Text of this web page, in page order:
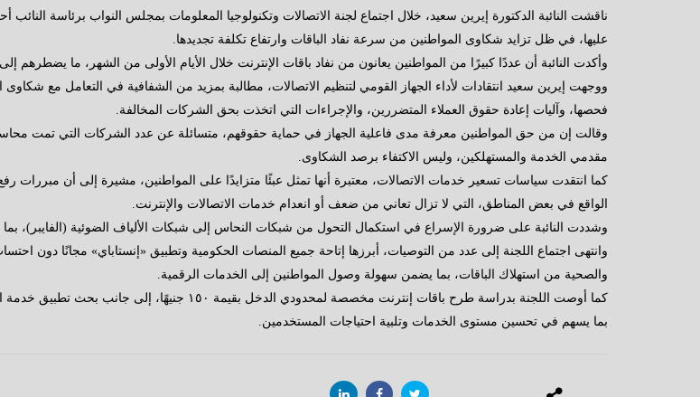
ناقشت النائبة الدكتورة إيرين سعيد، خلال اجتماع لجنة الاتصالات وتكنولوجيا المعلومات بمجلس النواب برئاسة
عليها، في ظل تزايد شكاوى المواطنين من سرعة نفاد الباقات وارتفاع تكلفة تجديدها.
وأكدت النائبة أن عددًا كبيرًا من المواطنين يعانون من نفاد باقات الإنترنت خلال الأيام الأولى من الشهر، ما يضطرهم
ووجهت إيرين سعيد انتقادات لأداء الجهاز القومي لتنظيم الاتصالات، مطالبة بمزيد من الشفافية في التعامل مع
فحصها، وآليات إعادة حقوق العملاء المتضررين، والإجراءات التي اتخذت بحق الشركات المخالفة.
وقالت إن من حق المواطنين معرفة مدى فاعلية الجهاز في حماية حقوقهم، متسائلة عن عدد الشركات التي تمت
مقدمي الخدمة والمستهلكين، وليس الاكتفاء برصد الشكاوى.
كما انتقدت سياسات تسعير خدمات الاتصالات، معتبرة أنها تمثل عبئًا متزايدًا على المواطنين، مشيرة إلى أن مبررات
الواقع في بعض المناطق، التي لا تزال تعاني من ضعف أو انعدام خدمات الاتصالات والإنترنت.
وشددت النائبة على ضرورة الإسراع في استكمال التحول من شبكات النحاس إلى شبكات الألياف الضوئية (الفايبر)،
وانتهى اجتماع اللجنة إلى عدد من التوصيات، أبرزها إتاحة جميع المنصات الحكومية وتطبيق «إنستاباي» مجانًا دون
والصحية من استهلاك الباقات، بما يضمن سهولة وصول المواطنين إلى الخدمات الرقمية.
كما أوصت اللجنة بدراسة طرح باقات إنترنت مخصصة
بما يسهم في تحسين مستوى الخدمات وتلبية احتياجات المستخدمين.